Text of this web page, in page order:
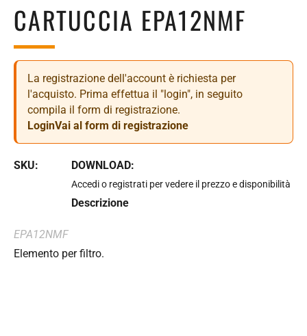
CARTUCCIA EPA12NMF
La registrazione dell'account è richiesta per
l'acquisto. Prima effettua il "login", in seguito
compila il form di registrazione.
LoginVai al form di registrazione
SKU: DOWNLOAD:
Accedi o registrati per vedere il prezzo e disponibilità
Descrizione
EPA12NMF
Elemento per filtro.